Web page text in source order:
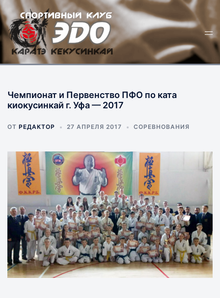
Перейти
к
содержимому
Чемпионат и Первенство ПФО по ката
киокусинкай г. Уфа — 2017
ОТ РЕДАКТОР 27 АПРЕЛЯ 2017 СОРЕВНОВАНИЯ